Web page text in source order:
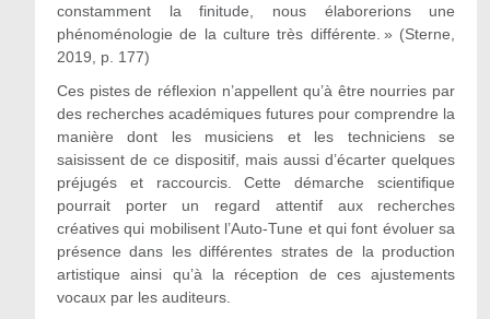
constamment la finitude, nous élaborerions une
phénoménologie de la culture très différente. » (Sterne,
2019, p. 177)
Ces pistes de réflexion n’appellent qu’à être nourries par
des recherches académiques futures pour comprendre la
manière dont les musiciens et les techniciens se
saisissent de ce dispositif, mais aussi d’écarter quelques
préjugés et raccourcis. Cette démarche scientifique
pourrait porter un regard attentif aux recherches
créatives qui mobilisent l’Auto-Tune et qui font évoluer sa
présence dans les différentes strates de la production
artistique ainsi qu’à la réception de ces ajustements
vocaux par les auditeurs.